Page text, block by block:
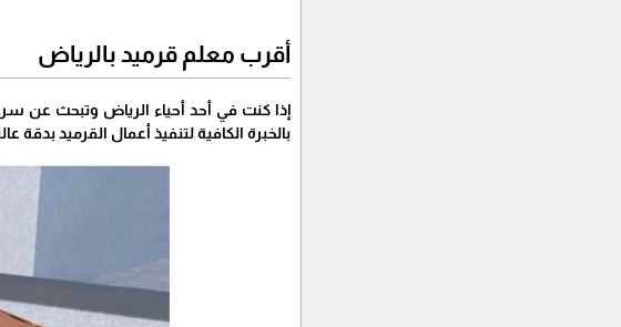
أقرب معلم قرميد بالرياض
إذا كنت في أحد أحياء الرياض وتبحث عن
بالخبرة الكافية لتنفيذ أعمال القرميد